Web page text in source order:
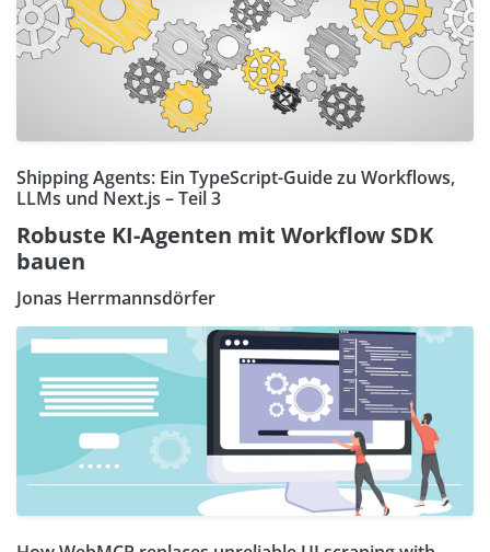
Shipping Agents: Ein TypeScript-Guide zu Workflows,
LLMs und Next.js – Teil 3
Robuste KI-Agenten mit Workflow SDK
bauen
Jonas Herrmannsdörfer